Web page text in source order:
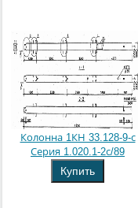
Колонна 1КН 33.128-9-с
Серия 1.020.1-2с/89
Купить